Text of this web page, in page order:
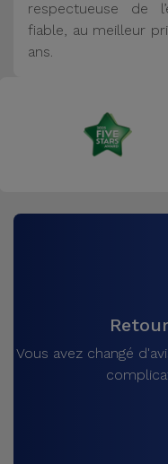
Kids
respectueuse de
fiable, au meilleur
ans.
Vous avez changé